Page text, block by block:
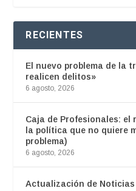
RECIENTES
El nuevo problema de la
realicen delitos»
6 agosto, 2026
Caja de Profesionales:
la política que no quiere
problema)
6 agosto, 2026
Actualización de Noticias